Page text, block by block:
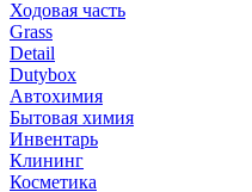
Ходовая часть
Grass
Detail
Dutybox
Автохимия
Бытовая химия
Инвентарь
Клининг
Косметика